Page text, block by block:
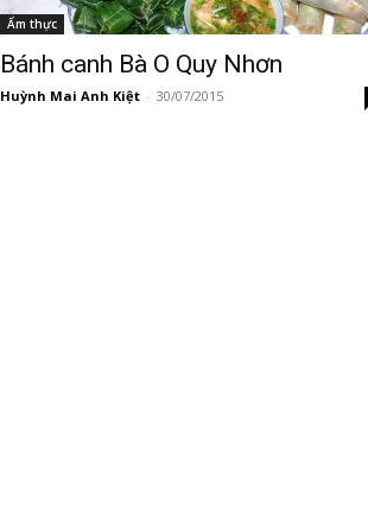
Ẩm thực
Bánh canh Bà O Quy Nhơn
Huỳnh Mai Anh Kiệt - 30/07/2015